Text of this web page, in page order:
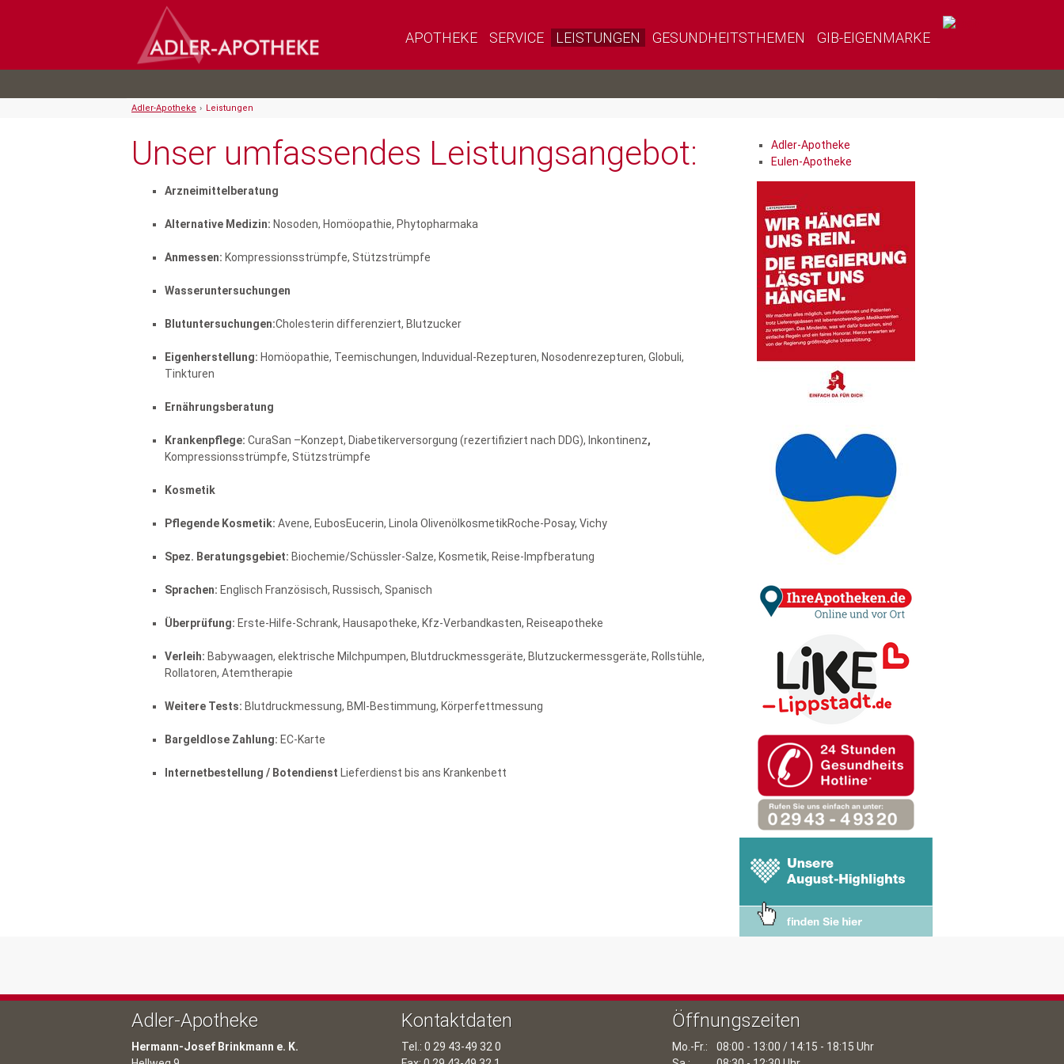
APOTHEKE SERVICE LEISTUNGEN GESUNDHEITSTHEMEN GIB-EIGENMARKE
Adler-Apotheke › Leistungen
Unser umfassendes Leistungsangebot:
Arzneimittelberatung
Alternative Medizin: Nosoden, Homöopathie, Phytopharmaka
Anmessen: Kompressionsstrümpfe, Stützstrümpfe
Wasseruntersuchungen
Blutuntersuchungen:Cholesterin differenziert, Blutzucker
Eigenherstellung: Homöopathie, Teemischungen, Induvidual-Rezepturen, Nosodenrezepturen, Globuli,
Tinkturen
Ernährungsberatung
Krankenpflege: CuraSan –Konzept, Diabetikerversorgung (rezertifiziert nach DDG), Inkontinenz,
Kompressionsstrümpfe, Stützstrümpfe
Kosmetik
Pflegende Kosmetik: Avene, EubosEucerin, Linola OlivenölkosmetikRoche-Posay, Vichy
Spez. Beratungsgebiet: Biochemie/Schüssler-Salze, Kosmetik, Reise-Impfberatung
Sprachen: Englisch Französisch, Russisch, Spanisch
Überprüfung: Erste-Hilfe-Schrank, Hausapotheke, Kfz-Verbandkasten, Reiseapotheke
Verleih: Babywaagen, elektrische Milchpumpen, Blutdruckmessgeräte, Blutzuckermessgeräte, Rollstühle,
Rollatoren, Atemtherapie
Weitere Tests: Blutdruckmessung, BMI-Bestimmung, Körperfettmessung
Bargeldlose Zahlung: EC-Karte
Internetbestellung / Botendienst Lieferdienst bis ans Krankenbett
Adler-Apotheke
Eulen-Apotheke
Adler-Apotheke
Hermann-Josef Brinkmann e. K.
Kontaktdaten
Tel.: 0 29 43-49 32 0
Öffnungszeiten
Mo.-Fr.:
08:00 - 13:00 / 14:15 - 18:15 Uhr